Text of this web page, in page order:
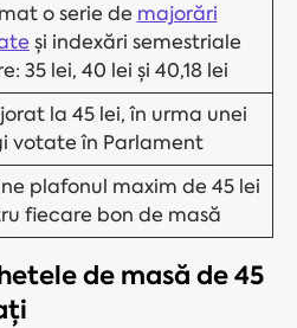
o serie de majorări
și indexări semestriale
35 lei, 40 lei și 40,18 lei
la 45 lei, în urma unei
votate în Parlament
plafonul maxim de 45 lei
fiecare bon de masă
de masă de 45